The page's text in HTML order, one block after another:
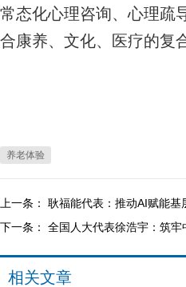
常态化心理咨询、心理疏
合康养、文化、医疗的复
养老体验
上一条： 耿福能代表：推动AI赋能
下一条： 全国人大代表徐浩宇：筑
相关文章